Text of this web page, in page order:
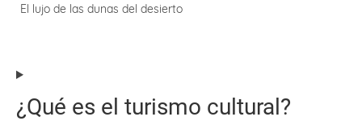
El lujo de las dunas del desierto
¿Qué es el turismo cultural?